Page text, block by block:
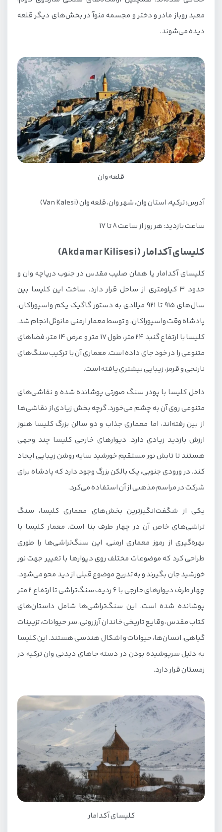
معبد روباز مادر و دختر و مجسمه منوآ در بخش‌های دیگر قلعه
دیده می‌شوند.
قلعه وان
آدرس: ترکیه، استان وان، شهر وان، قلعه وان (Van Kalesi)
ساعت بازدید: هر روز از ساعت 8 تا 17
کلیسای آکدامار (Akdamar Kilisesi)
کلیسای آکدامار یا همان صلیب مقدس در جنوب دریاچه وان و
حدود 3 کیلومتری از ساحل قرار دارد. ساخت این کلیسا بین
سال‌های 915 تا 921 میلادی به دستور گاگیک یکم واسپوراکان،
پادشاه وقت واسپوراکان، و توسط معمار ارمنی مانوئل انجام شد.
کلیسا با ارتفاع گنبد 24 متر، طول 17 متر و عرض 14 متر، فضاهای
متنوعی را در خود جای داده است. معماری آن با ترکیب سنگ‌های
نارنجی و قرمز، زیبایی بیشتری یافته است.
داخل کلیسا با پودر سنگ صورتی پوشانده شده و نقاشی‌های
متنوعی روی آن به چشم می‌خورد. گرچه بخش زیادی از نقاشی‌ها
از بین رفته‌اند، اما معماری جذاب و دو سالن بزرگ کلیسا هنوز
ارزش بازدید زیادی دارد. دیوارهای خارجی کلیسا چند وجهی
هستند تا تابش نور مستقیم خورشید سایه روشن زیبایی ایجاد
کند. در ورودی جنوبی، یک بالکن بزرگ وجود دارد که پادشاه برای
شرکت در مراسم مذهبی از آن استفاده می‌کرد.
یکی از شگفت‌انگیزترین بخش‌های معماری کلیسا، سنگ
تراشی‌های خاص آن در چهار طرف بنا است. معمار کلیسا با
بهره‌گیری از رموز معماری ارمنی، این سنگ‌تراشی‌ها را طوری
طراحی کرد که موضوعات مختلف روی دیوارها با تغییر جهت نور
خورشید جان بگیرند و به تدریج موضوع قبلی از دید محو می‌شود.
چهار طرف دیوارهای خارجی با ۶ ردیف سنگ‌تراشی تا ارتفاع 2 متر
پوشانده شده است. این سنگ‌تراشی‌ها شامل داستان‌های
کتاب مقدس، وقایع تاریخی خاندان آرزرونی، سر حیوانات، تزیینات
گیاهی، انسان‌ها، حیوانات و اشکال هندسی هستند. این کلیسا
به دلیل سرپوشیده بودن در دسته جاهای دیدنی وان ترکیه در
زمستان قرار دارد.
کلیسای آکدامار